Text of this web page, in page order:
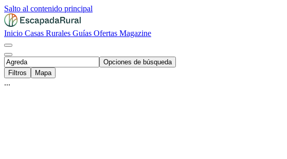
Salto al contenido principal
Inicio Casas Rurales Guías Ofertas Magazine
Opciones de búsqueda
Filtros
Mapa
...